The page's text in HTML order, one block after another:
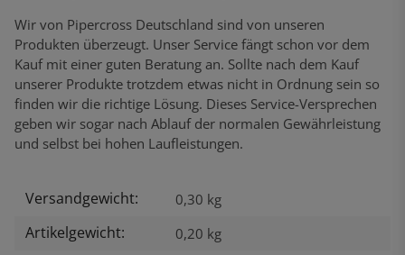
Wir von Pipercross Deutschland sind von unseren
Produkten überzeugt. Unser Service fängt schon vor dem
Kauf mit einer guten Beratung an. Sollte nach dem Kauf
unserer Produkte trotzdem etwas nicht in Ordnung sein so
finden wir die richtige Lösung. Dieses Service-Versprechen
geben wir sogar nach Ablauf der normalen Gewährleistung
und selbst bei hohen Laufleistungen.
Produkteigenschaft
Wert
Versandgewicht: 0,30 kg
Artikelgewicht: 0,20 kg